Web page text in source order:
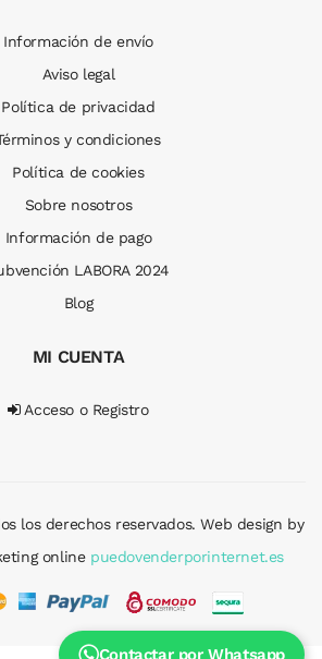
Información de envío
Aviso legal
Política de privacidad
y condiciones
Política de cookies
Sobre nosotros
Información de pago
LABORA 2024
Blog
MI CUENTA
Acceso o Registro
los derechos reservados. Web design by
online puedovenderporinternet.es
Contactar por Whatsapp